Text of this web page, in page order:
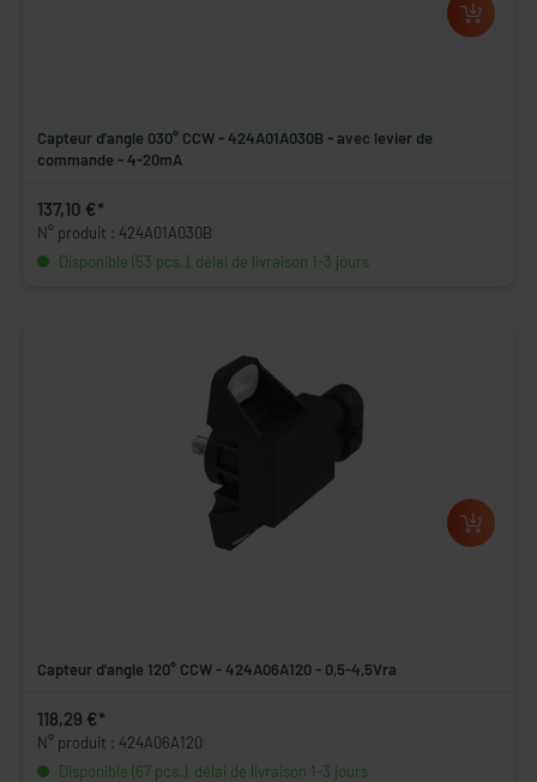
Capteur d'angle 030° CCW - 424A01A030B - avec levier de
commande - 4-20mA
137,10 €*
N° produit : 424A01A030B
Disponible (53 pcs.), délai de livraison 1-3 jours
Capteur d'angle 120° CCW - 424A06A120 - 0,5-4,5Vra
118,29 €*
N° produit : 424A06A120
Disponible (67 pcs.), délai de livraison 1-3 jours